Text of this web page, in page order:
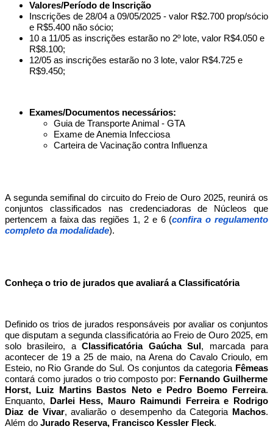
Valores/Período de Inscrição
Inscrições de 28/04 a 09/05/2025 - valor R$2.700 prop/sócio
e R$5.400 não sócio;
10 a 11/05 as inscrições estarão no 2º lote, valor R$4.050 e
R$8.100;
12/05 as inscrições estarão no 3 lote, valor R$4.725 e
R$9.450;
Exames/Documentos necessários:
Guia de Transporte Animal - GTA
Exame de Anemia Infecciosa
Carteira de Vacinação contra Influenza
A segunda semifinal do circuito do Freio de Ouro 2025, reunirá os
conjuntos classificados nas credenciadoras de Núcleos que
pertencem a faixa das regiões 1, 2 e 6 (confira o regulamento
completo da modalidade).
Conheça o trio de jurados que avaliará a Classificatória
Definido os trios de jurados responsáveis por avaliar os conjuntos
que disputam a segunda classificatória ao Freio de Ouro 2025, em
solo brasileiro, aClassificatória Gaúcha Sul , marcada para
acontecer de 19 a 25 de maio, na Arena do Cavalo Crioulo, em
Esteio, no Rio Grande do Sul. Os conjuntos da categoria Fêmeas
contará como jurados o trio composto por: Fernando Guilherme
Horst, Luiz Martins Bastos Neto e Pedro Boemo Ferreira.
Enquanto,
Darlei Hess, Mauro Raimundi Ferreira e Rodrigo
Diaz de Vivar, avaliarão o desempenho da Categoria Machos.
Além do Jurado Reserva, Francisco Kessler Fleck.